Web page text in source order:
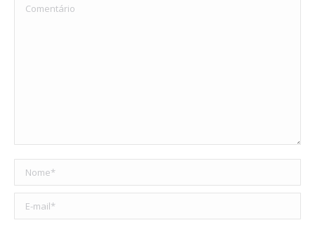
Comentário
Nome *
E-mail *